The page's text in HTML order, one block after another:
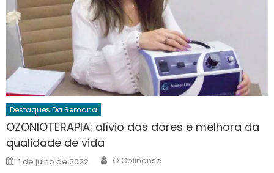
Destaques Da Semana
OZONIOTERAPIA: alívio das dores e melhora da
qualidade de vida
Posted
on
1 de julho de 2022 Author
O Colinense